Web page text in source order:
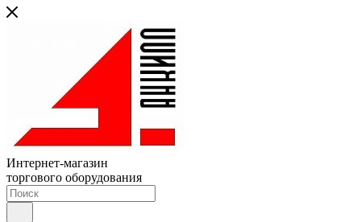
Интернет-магазин
торгового оборудования